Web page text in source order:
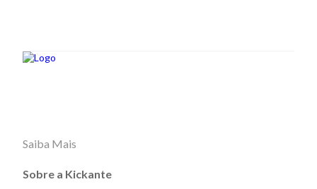
Saiba Mais
Sobre a Kickante